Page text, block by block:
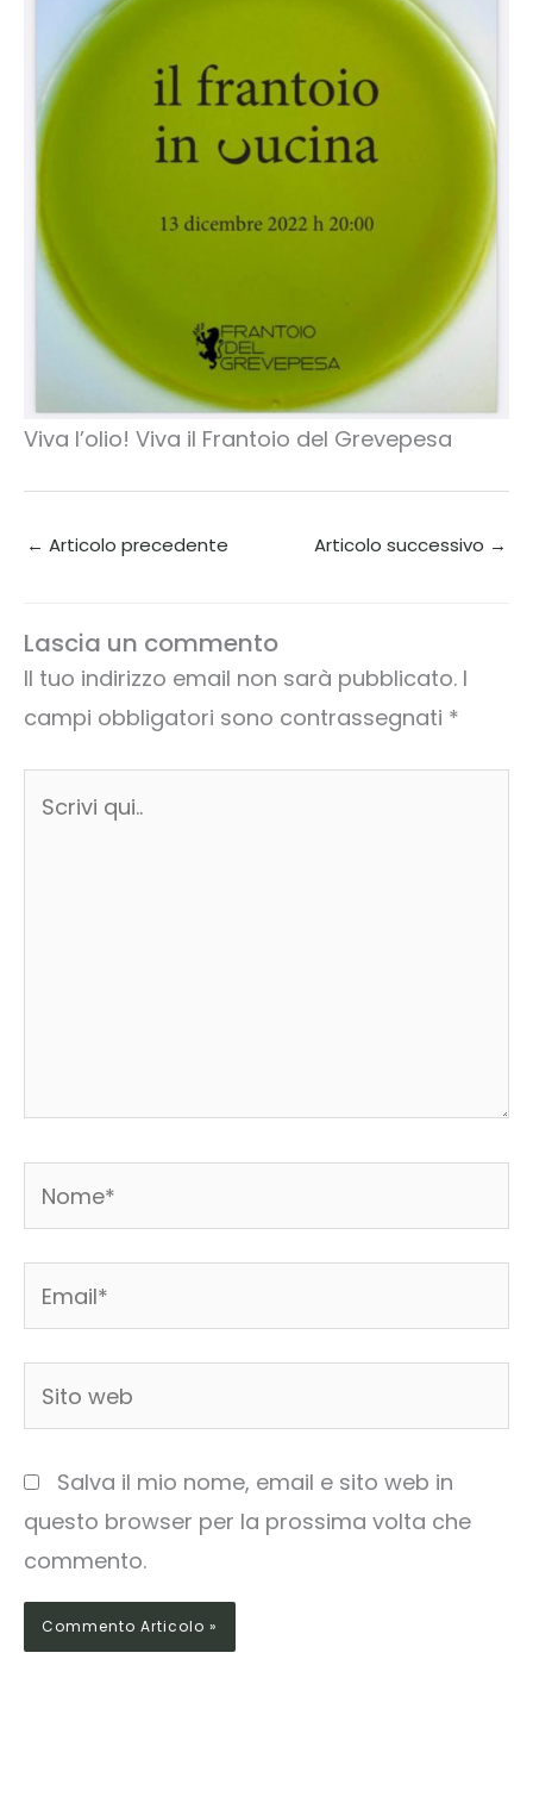
Viva l’olio! Viva il Frantoio del Grevepesa
← Articolo precedente Articolo successivo →
Lascia un commento
Il tuo indirizzo email non sarà pubblicato. I
campi obbligatori sono contrassegnati *
Nome*
Email*
Sito
web
Salva il mio nome, email e sito web in
questo browser per la prossima volta che
commento.